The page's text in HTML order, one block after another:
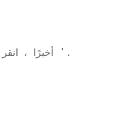
6. أخيرًا ، '.